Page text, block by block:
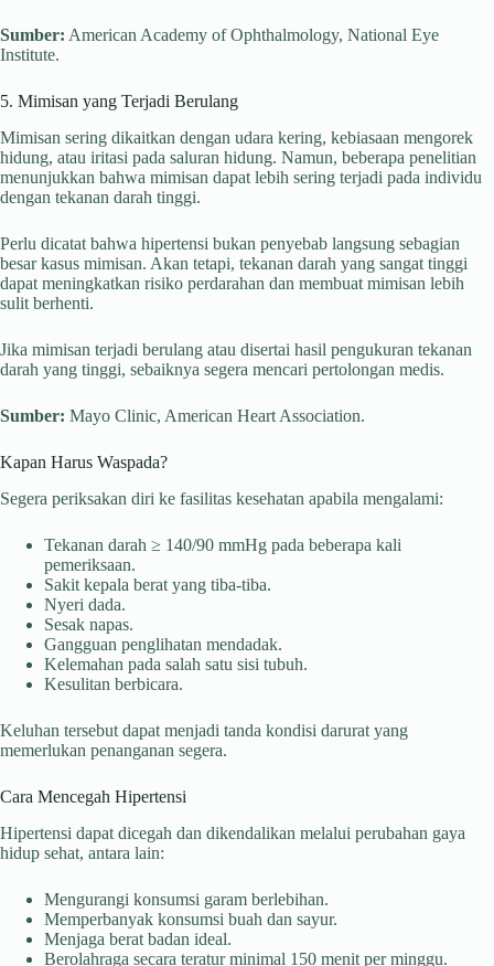
Sumber: American Academy of Ophthalmology, National Eye
Institute.
5. Mimisan yang Terjadi Berulang
Mimisan sering dikaitkan dengan udara kering, kebiasaan mengorek
hidung, atau iritasi pada saluran hidung. Namun, beberapa penelitian
menunjukkan bahwa mimisan dapat lebih sering terjadi pada individu
dengan tekanan darah tinggi.
Perlu dicatat bahwa hipertensi bukan penyebab langsung sebagian
besar kasus mimisan. Akan tetapi, tekanan darah yang sangat tinggi
dapat meningkatkan risiko perdarahan dan membuat mimisan lebih
sulit berhenti.
Jika mimisan terjadi berulang atau disertai hasil pengukuran tekanan
darah yang tinggi, sebaiknya segera mencari pertolongan medis.
Sumber: Mayo Clinic, American Heart Association.
Kapan Harus Waspada?
Segera periksakan diri ke fasilitas kesehatan apabila mengalami:
Tekanan darah ≥ 140/90 mmHg pada beberapa kali
pemeriksaan.
Sakit kepala berat yang tiba-tiba.
Nyeri dada.
Sesak napas.
Gangguan penglihatan mendadak.
Kelemahan pada salah satu sisi tubuh.
Kesulitan berbicara.
Keluhan tersebut dapat menjadi tanda kondisi darurat yang
memerlukan penanganan segera.
Cara Mencegah Hipertensi
Hipertensi dapat dicegah dan dikendalikan melalui perubahan gaya
hidup sehat, antara lain:
Mengurangi konsumsi garam berlebihan.
Memperbanyak konsumsi buah dan sayur.
Menjaga berat badan ideal.
Berolahraga secara teratur minimal 150 menit per minggu.